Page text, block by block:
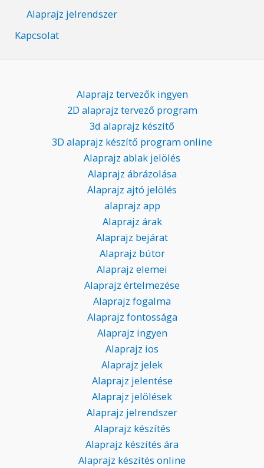
Alaprajz jelrendszer
Kapcsolat
Alaprajz tervezők ingyen
2D alaprajz tervező program
3d alaprajz készítő
3D alaprajz készítő program online
Alaprajz ablak jelölés
Alaprajz ábrázolása
Alaprajz ajtó jelölés
alaprajz app
Alaprajz árak
Alaprajz bejárat
Alaprajz bútor
Alaprajz elemei
Alaprajz értelmezése
Alaprajz fogalma
Alaprajz fontossága
Alaprajz ingyen
Alaprajz ios
Alaprajz jelek
Alaprajz jelentése
Alaprajz jelölések
Alaprajz jelrendszer
Alaprajz készítés
Alaprajz készítés ára
Alaprajz készítés online